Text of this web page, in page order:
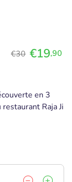
€30 €19,90
en 3
Raja Ji